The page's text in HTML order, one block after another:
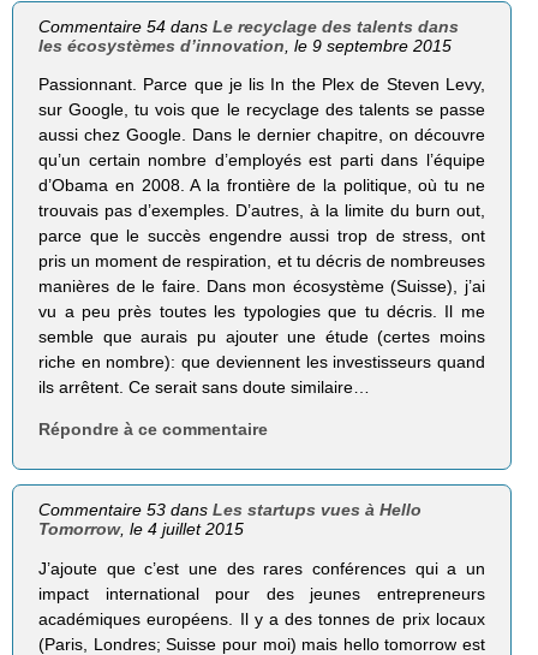
Commentaire 54 dansLe recyclage des talents dans
les écosystèmes d’innovation, le 9 septembre 2015
Passionnant. Parce que je lis In the Plex de Steven Levy,
sur Google, tu vois que le recyclage des talents se passe
aussi chez Google. Dans le dernier chapitre, on découvre
qu’un certain nombre d’employés est parti dans l’équipe
d’Obama en 2008. A la frontière de la politique, où tu ne
trouvais pas d’exemples. D’autres, à la limite du burn out,
parce que le succès engendre aussi trop de stress, ont
pris un moment de respiration, et tu décris de nombreuses
manières de le faire. Dans mon écosystème (Suisse), j’ai
vu a peu près toutes les typologies que tu décris. Il me
semble que aurais pu ajouter une étude (certes moins
riche en nombre): que deviennent les investisseurs quand
ils arrêtent. Ce serait sans doute similaire…
Répondre à ce commentaire
Commentaire 53 dansLes startups vues à Hello
Tomorrow, le 4 juillet 2015
J’ajoute que c’est une des rares conférences qui a un
impact international pour des jeunes entrepreneurs
académiques européens. Il y a des tonnes de prix locaux
(Paris, Londres; Suisse pour moi) mais hello tomorrow est